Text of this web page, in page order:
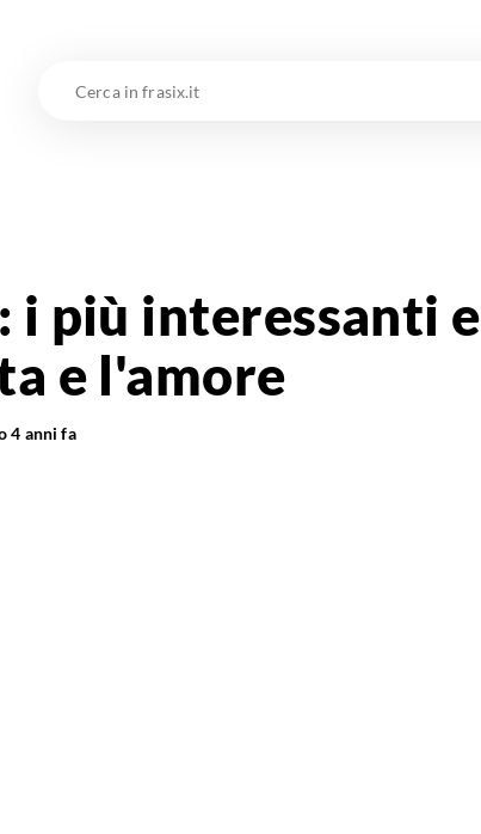
più interessanti e
e l'amore
4 anni fa